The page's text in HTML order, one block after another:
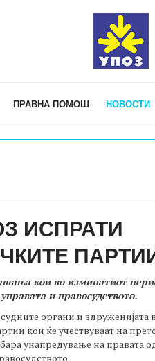
ПРАВНА ПОМОШ НОВОСТИ
ИСПРАТИ
кои во изминатиот
и правосудството.
органи и здруженијата
кои ќе учествуваат на
унапредување на правата